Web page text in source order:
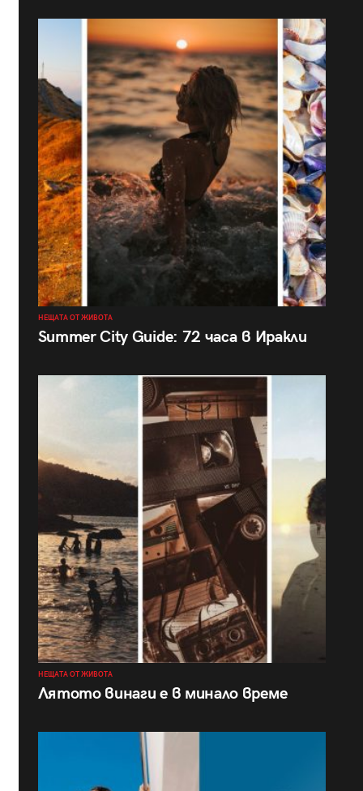
НЕЩАТА ОТ ЖИВОТА
Summer City Guide: 72 часа в Иракли
НЕЩАТА ОТ ЖИВОТА
Лятото винаги е в минало време